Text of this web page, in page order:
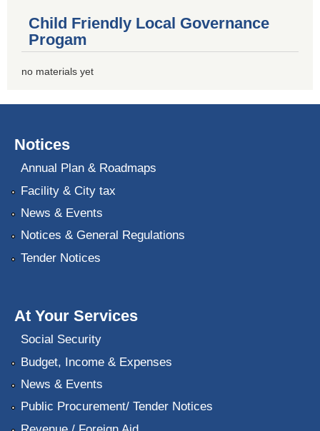
Child Friendly Local Governance
Progam
no materials yet
Notices
Annual Plan & Roadmaps
Facility & City tax
News & Events
Notices & General Regulations
Tender Notices
At Your Services
Social Security
Budget, Income & Expenses
News & Events
Public Procurement/ Tender Notices